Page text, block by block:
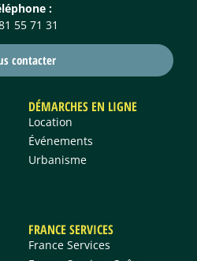
:
55 71 31
contacter
DÉMARCHES EN LIGNE
Location
Événements
Urbanisme
FRANCE SERVICES
France Services